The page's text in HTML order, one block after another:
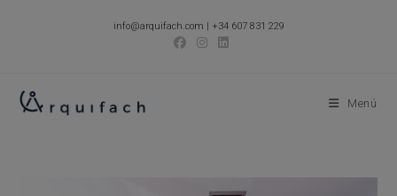
info@arquifach.com | +34 607 831 229
Menú